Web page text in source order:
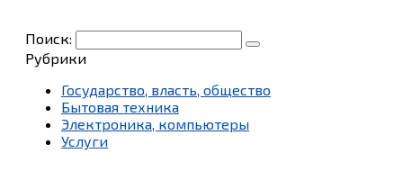
Поиск:
Рубрики
Государство, власть, общество
Бытовая техника
Электроника, компьютеры
Услуги